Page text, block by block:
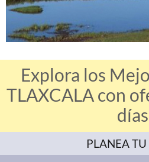
Explora los
TLAXCALA con
días
PLANEA TU